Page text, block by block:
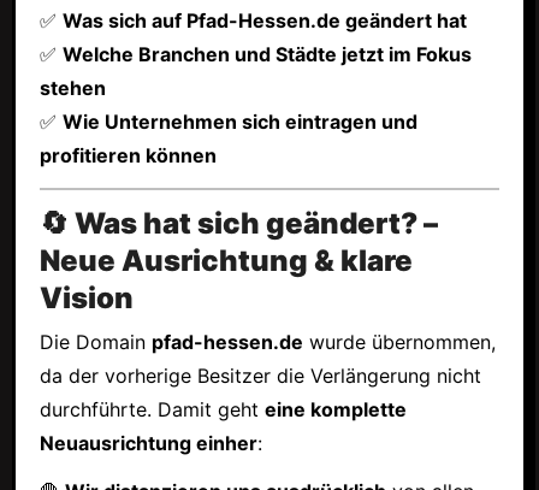
✅ Was sich auf Pfad-Hessen.de geändert hat
✅ Welche Branchen und Städte jetzt im Fokus
stehen
✅ Wie Unternehmen sich eintragen und
profitieren können
🔄 Was hat sich geändert? –
Neue Ausrichtung & klare
Vision
Die Domain pfad-hessen.de wurde übernommen,
da der vorherige Besitzer die Verlängerung nicht
durchführte. Damit geht eine komplette
Neuausrichtung einher: